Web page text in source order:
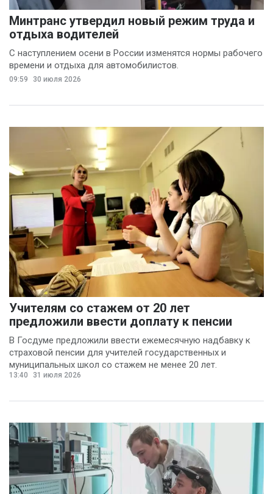
Минтранс утвердил новый режим труда и
отдыха водителей
С наступлением осени в России изменятся нормы рабочего
времени и отдыха для автомобилистов.
09:59 30 июля 2026
Учителям со стажем от 20 лет
предложили ввести доплату к пенсии
В Госдуме предложили ввести ежемесячную надбавку к
страховой пенсии для учителей государственных и
муниципальных школ со стажем не менее 20 лет.
13:40 31 июля 2026